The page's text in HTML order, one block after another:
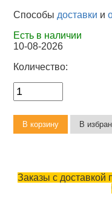
Способы доставки и
Есть в наличии
10-08-2026
Количество:
Заказы с доставкой